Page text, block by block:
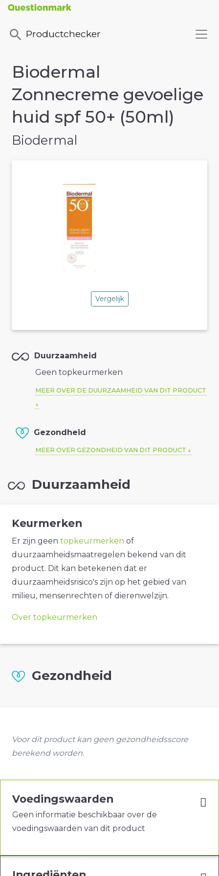
Productchecker
Biodermal
Zonnecreme gevoelige
huid spf 50+ (50ml)
Biodermal
Vergelijk
Duurzaamheid
Geen topkeurmerken
MEER OVER DE DUURZAAMHEID VAN DIT PRODUCT
Gezondheid
MEER OVER GEZONDHEID VAN DIT PRODUCT
Duurzaamheid
Keurmerken
Er zijn geen topkeurmerken of
duurzaamheidsmaatregelen bekend van dit
product. Dit kan betekenen dat er
duurzaamheidsrisico's zijn op het gebied van
milieu, mensenrechten of dierenwelzijn.
Over topkeurmerken
Gezondheid
Voor dit product kan geen gezondheidsscore
berekend worden.
Voedingswaarden
Geen informatie beschikbaar over de
voedingswaarden van dit product